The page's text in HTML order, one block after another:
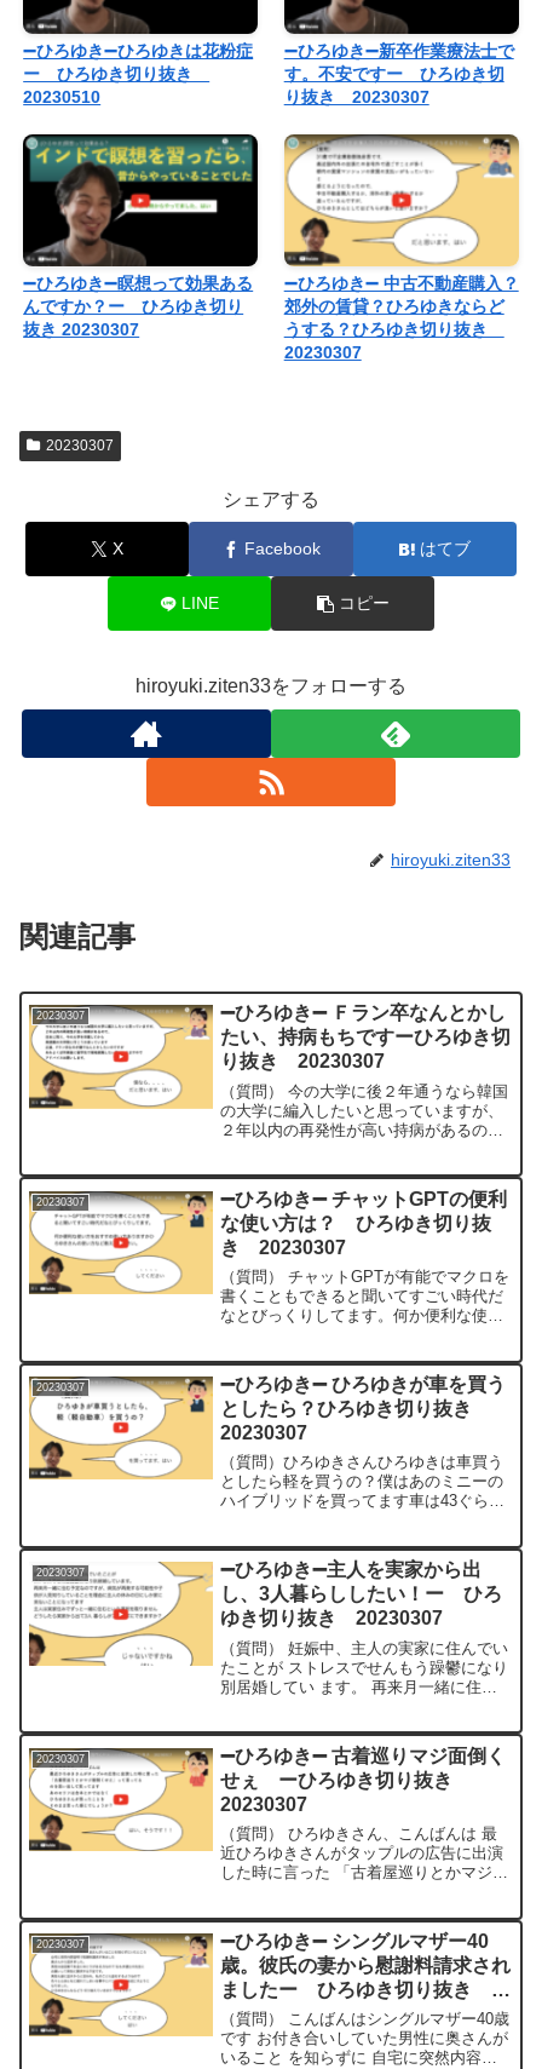
➖ひろゆき➖ひろゆきは花粉症
ー ひろゆき切り抜き
20230510
➖ひろゆき➖新卒作業療法士で
す。不安ですー ひろゆき切
り抜き 20230307
➖ひろゆき➖瞑想って効果ある
んですか？ー ひろゆき切り
抜き 20230307
➖ひろゆき➖ 中古不動産購入？
郊外の賃貸？ひろゆきならど
うする？ひろゆき切り抜き
20230307
20230307
シェアする
X Facebook はてブ
LINE コピー
hiroyuki.ziten33をフォローする
hiroyuki.ziten33
関連記事
20230307
➖ひろゆき➖ Ｆラン卒なんとかし
たい、持病もちですーひろゆき切
り抜き 20230307
（質問） 今の大学に後２年通うなら韓国
の大学に編入したいと思っていますが、
２年以内の再発性が高い持病があるの
す 正直、Fラン卒なのが嫌でなんとかし
たいのですが あわ...
20230307
➖ひろゆき➖ チャットGPTの便利
な使い方は？ ひろゆき切り抜
き 20230307
（質問） チャットGPTが有能でマクロを
書くこともできると聞いてすごい時代だ
なとびっくりしてます。何か便利な使い
ャットGPTですげえなと思ったのが家に
ある冷蔵庫の素...
20230307
➖ひろゆき➖ ひろゆきが車を買う
としたら？ひろゆき切り抜き
20230307
（質問）ひろゆきさんひろゆきは車買う
としたら軽を買うの？僕はあのミニーの
ハイブリッドを買ってます車は43ぐらい
のねうちの駐車場にあので電気のあのそ
のコンセントが付いてい...
20230307
➖ひろゆき➖主人を実家から出
し、3人暮らししたい！ー ひろ
ゆき切り抜き 20230307
（質問） 妊娠中、主人の実家に住んでい
たことが ストレスでせんもう躁鬱になり
別居婚してい ます。 再来月一緒に住む
人の休みの日にしか家に来 ないことにな
ってます 主人...
20230307
➖ひろゆき➖ 古着巡りマジ面倒く
せぇ ーひろゆき切り抜き
20230307
（質問） ひろゆきさん、こんばんは 最
近ひろゆきさんがタップルの広告に出演
した時に言った 「古着屋巡りとかマジ面
く ひろゆきさんが思ったことを そのま
ま言った感じで...
20230307
➖ひろゆき➖ シングルマザー40
歳。彼氏の妻から慰謝料請求され
ましたー ひろゆき切り抜き
20230307
（質問） こんばんはシングルマザー40歳
です お付き合いしていた男性に奥さんが
いること を知らずに 自宅に突然内容証